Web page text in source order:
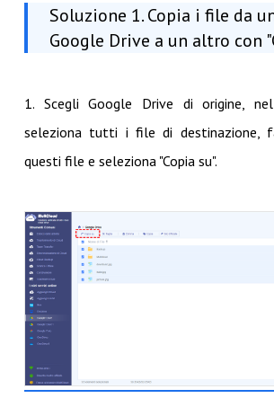
Soluzione 1. Copia i file da
Google Drive a un altro con
1. Scegli Google Drive di origine,
seleziona tutti i file di destinazione,
questi file e seleziona "Copia su".